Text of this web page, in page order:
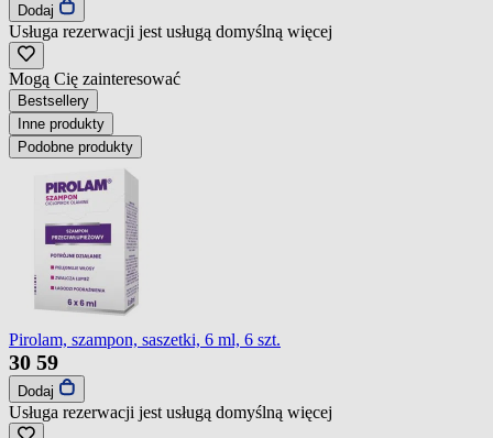
Dodaj
Usługa rezerwacji jest usługą domyślną więcej
Mogą Cię zainteresować
Bestsellery
Inne produkty
Podobne produkty
Pirolam, szampon, saszetki, 6 ml, 6 szt.
30 59
Dodaj
Usługa rezerwacji jest usługą domyślną więcej